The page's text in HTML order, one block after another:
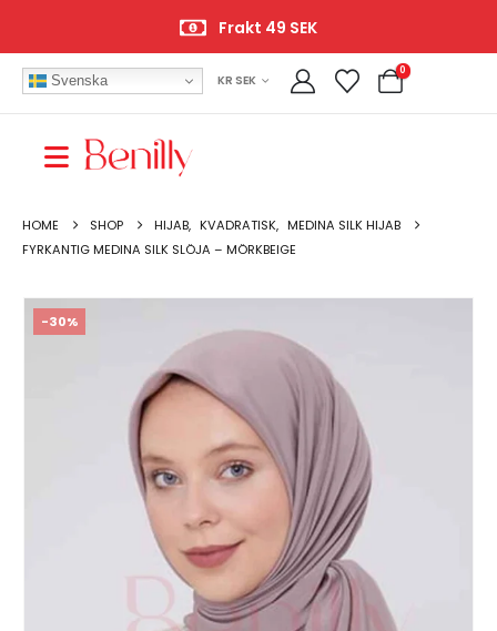
Frakt 49 SEK
Svenska KR SEK
0
HOME SHOP HIJAB, KVADRATISK, MEDINA SILK HIJAB
FYRKANTIG MEDINA SILK SLÖJA – MÖRKBEIGE
-30%